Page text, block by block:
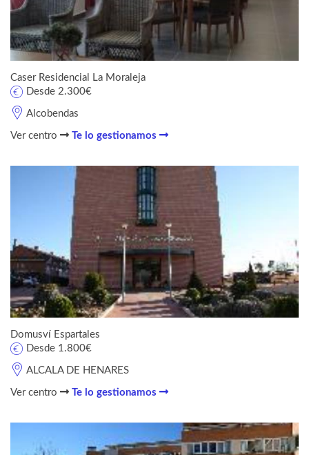
Caser Residencial La Moraleja
Alcobendas
Desde 2.300€
Ver centro Te lo gestionamos
Domusví Espartales
ALCALA DE HENARES
Desde 1.800€
Ver centro Te lo gestionamos